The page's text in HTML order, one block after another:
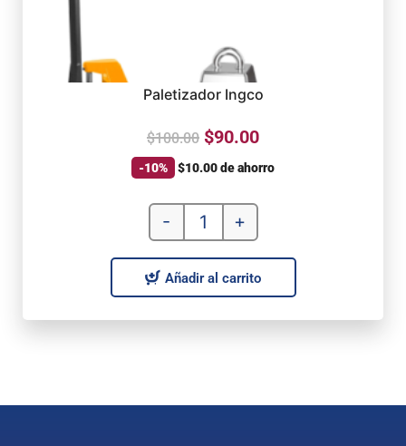
Paletizador Ingco
$100.00 $90.00
-10% $10.00de ahorro
- +
Añadir al carrito